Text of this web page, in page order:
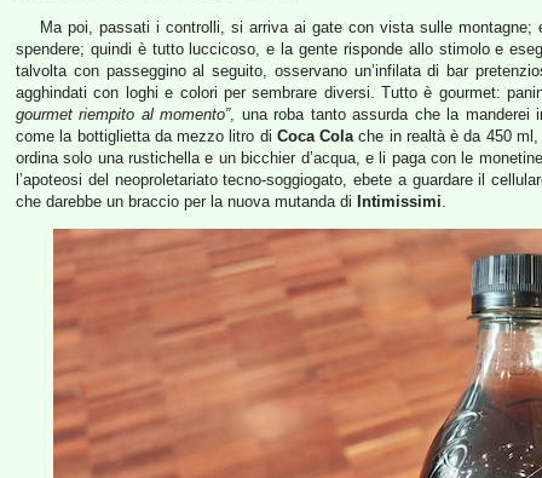
Ma poi, passati i controlli, si arriva ai gate con vista sulle
spendere; quindi è tutto luccicoso, e la gente risponde allo stimolo e
talvolta con passeggino al seguito, osservano un’infilata di bar
agghindati con loghi e colori per sembrare diversi. Tutto è gourmet:
gourmet riempito al momento”, una roba tanto assurda che la manderei
come la bottiglietta da mezzo litro di Coca Colache in realtà è da 450
ordina solo una rustichella e un bicchier d’acqua, e li paga con le
l’apoteosi del neoproletariato tecno-soggiogato, ebete a guardare il
che darebbe un braccio per la nuova mutanda di Intimissimi.